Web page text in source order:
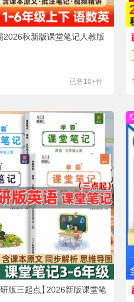
2026秋新版课堂笔记人教版
已售10+件
版三起点】2026新版课堂笔